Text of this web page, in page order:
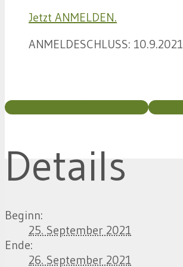
Jetzt ANMELDEN.
ANMELDESCHLUSS: 10.9.2021
Details
Beginn:
25. September 2021
Ende:
26. September 2021